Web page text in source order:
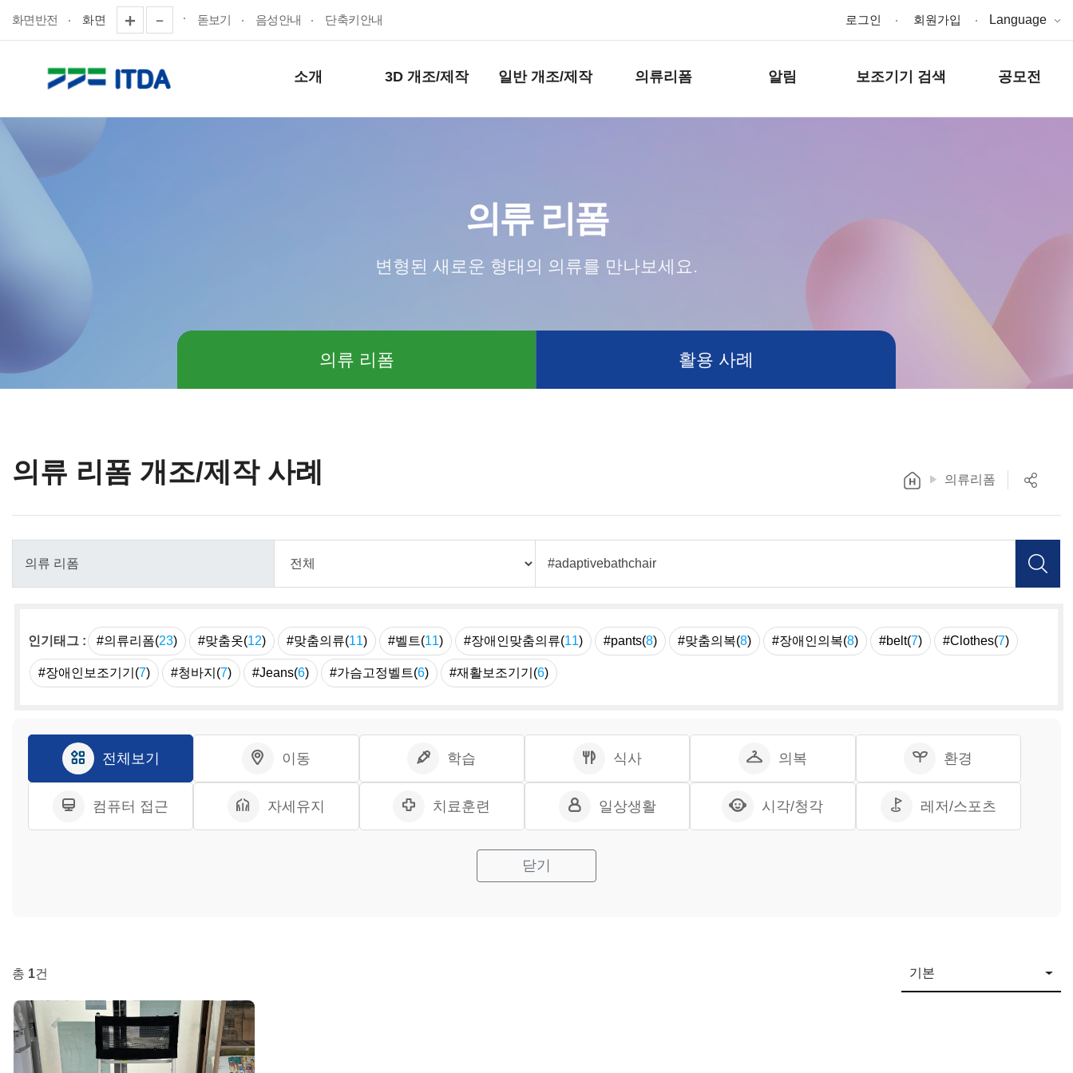
화면반전 화면 돋보기 음성안내 단축키안내 로그인 회원가입 Language
소개 3D 개조/제작 일반 개조/제작 의류리폼 알림 보조기기 검색 공모전
의류 리폼
변형된 새로운 형태의 의류를 만나보세요.
의류 리폼 활용 사례
의류 리폼 개조/제작 사례 의류리폼
인기태그 : #의류리폼(23) #맞춤옷(12) #맞춤의류(11) #벨트(11) #장애인맞춤의류(11) #pants(8) #맞춤의복(8) #장애인의복(8) #belt(7) #Clothes(7)
#장애인보조기기(7) #청바지(7) #Jeans(6) #가슴고정벨트(6) #재활보조기기(6)
전체보기 이동 학습 식사 의복 환경
컴퓨터 접근 자세유지 치료훈련 일상생활 시각/청각 레저/스포츠
닫기
총 1건 기본